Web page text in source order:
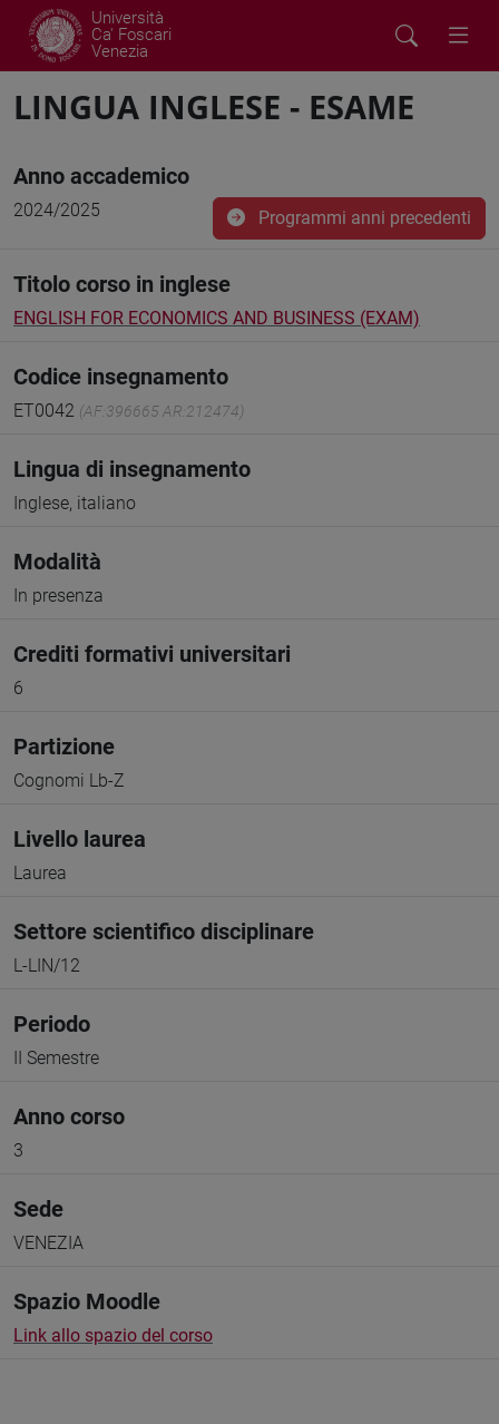
Università
Ca' Foscari
Venezia
LINGUA INGLESE - ESAME
Anno accademico
2024/2025 Programmi anni precedenti
Titolo corso in inglese
ENGLISH FOR ECONOMICS AND BUSINESS (EXAM)
Codice insegnamento
ET0042 (AF:396665 AR:212474)
Lingua di insegnamento
Inglese, italiano
Modalità
In presenza
Crediti formativi universitari
6
Partizione
Cognomi Lb-Z
Livello laurea
Laurea
Settore scientifico disciplinare
L-LIN/12
Periodo
II Semestre
Anno corso
3
Sede
VENEZIA
Spazio Moodle
Link allo spazio del corso